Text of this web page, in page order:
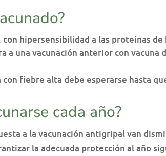
hipersensibilidad a las proteínas de
a una vacunación anterior con vacuna
fiebre alta debe esperarse hasta
cada año?
a la vacunación antigripal van
la adecuada protección al año